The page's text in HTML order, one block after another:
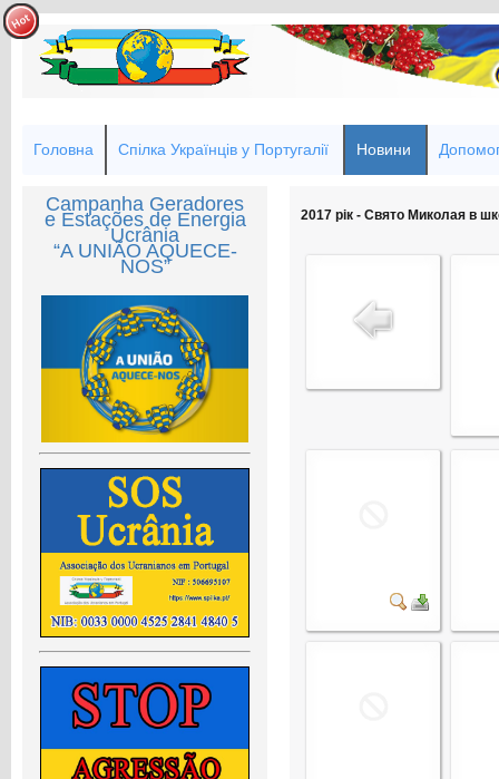
Головна Спілка Українців у Португалії Новини
Campanha Geradores
e Estações de Energia
Ucrânia
“A UNIÃO AQUECE-
NOS”
2017 рік - Свято Миколая в